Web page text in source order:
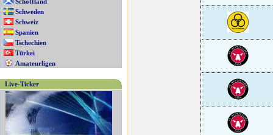
Schweden
Schweiz
Spanien
Tschechien
Türkei
Amateurligen
Live-Ticker